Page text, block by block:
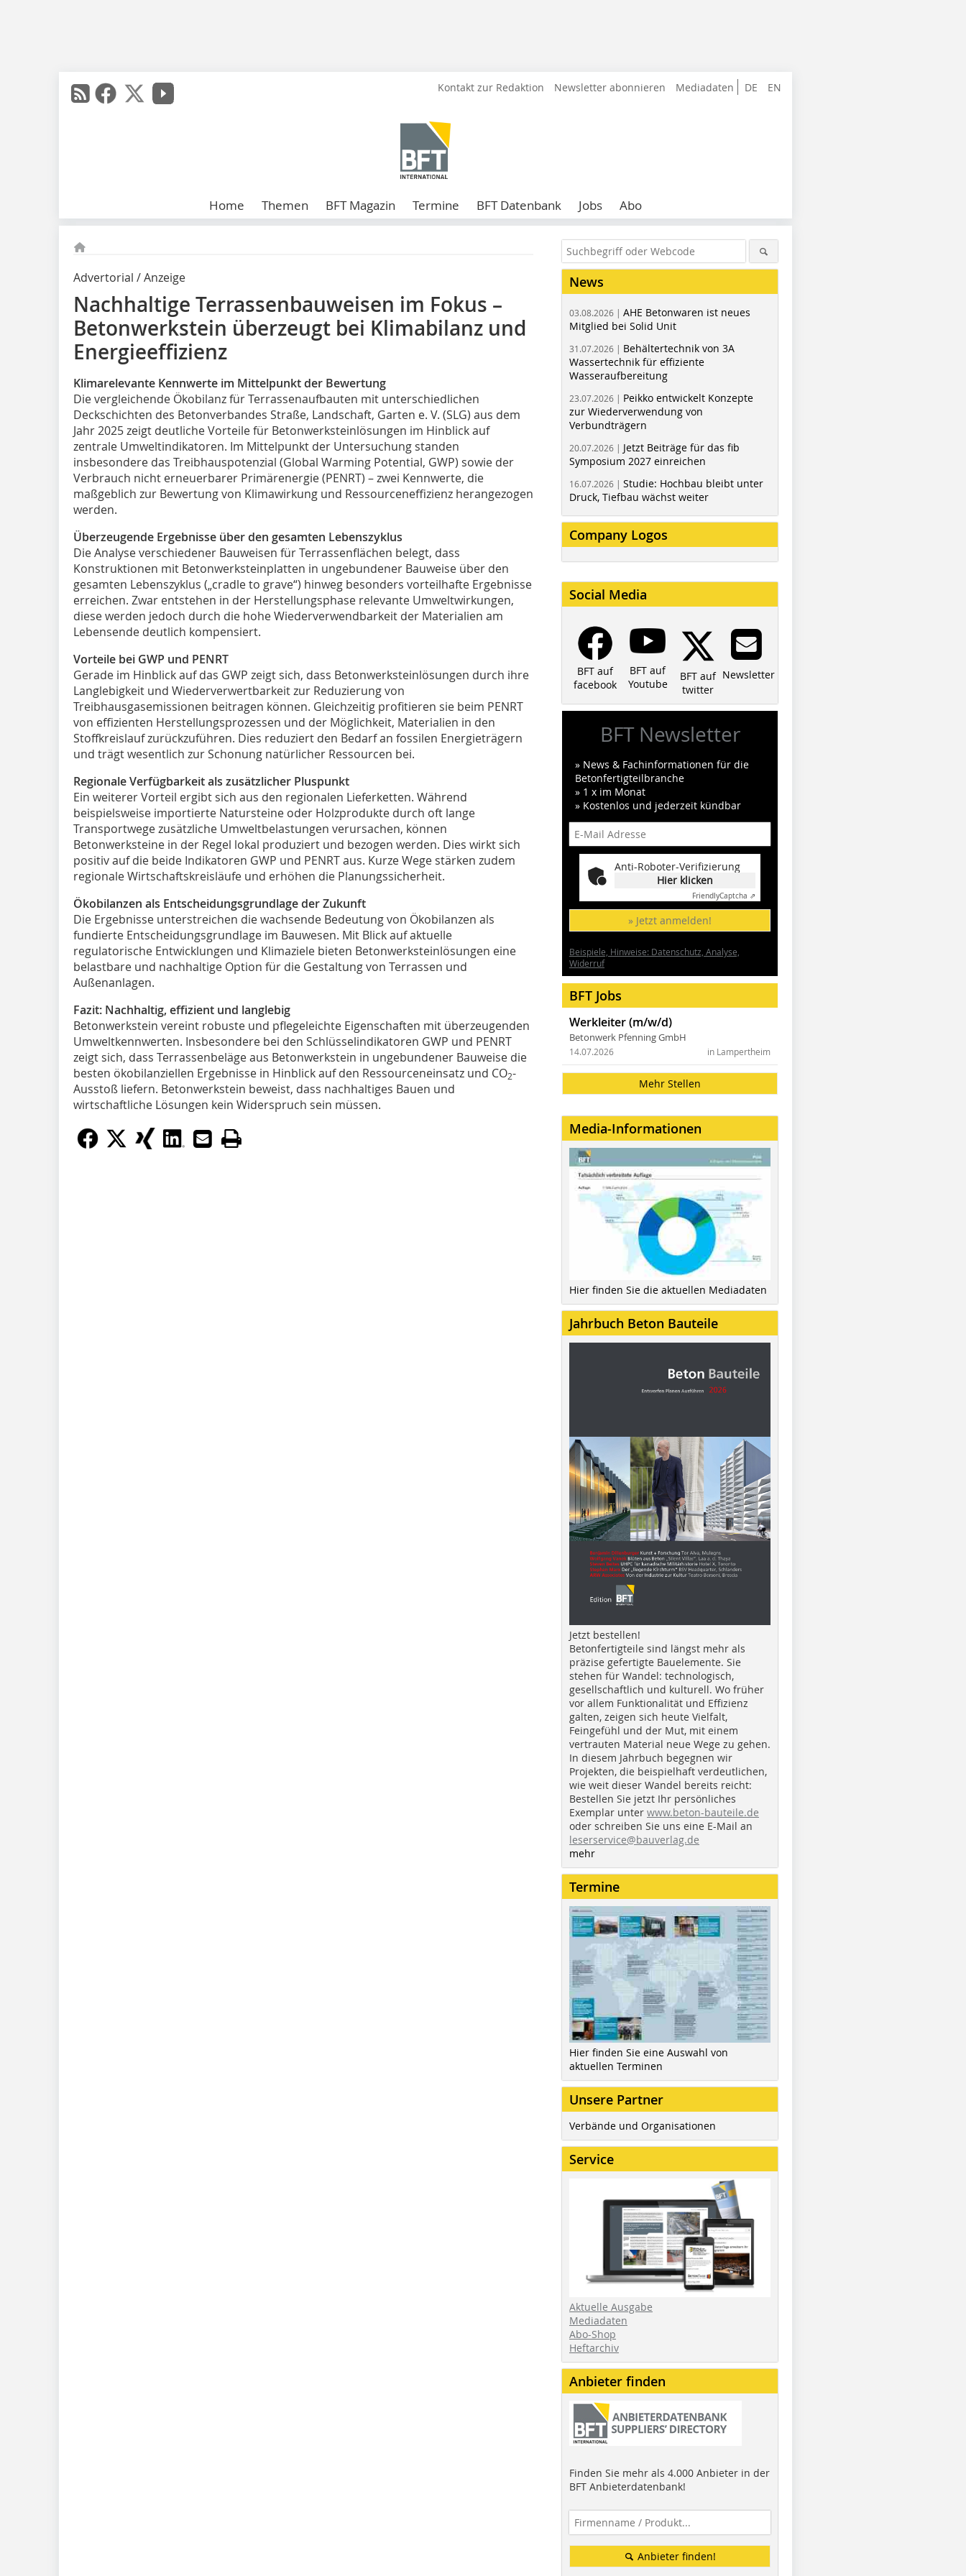
DE EN
Kontakt zur Redaktion Newsletter abonnieren Mediadaten
Home Themen BFT Magazin Termine BFT Datenbank Jobs Abo
Advertorial / Anzeige
Nachhaltige Terrassenbauweisen im Fokus –
Betonwerkstein überzeugt bei Klimabilanz und
Energieeffizienz
Klimarelevante Kennwerte im Mittelpunkt der Bewertung
Die vergleichende Ökobilanz für Terrassenaufbauten mit unterschiedlichen
Deckschichten des Betonverbandes Straße, Landschaft, Garten e. V. (SLG) aus dem
Jahr 2025 zeigt deutliche Vorteile für Betonwerksteinlösungen im Hinblick auf
zentrale Umweltindikatoren. Im Mittelpunkt der Untersuchung standen
insbesondere das Treibhauspotenzial (Global Warming Potential, GWP) sowie der
Verbrauch nicht erneuerbarer Primärenergie (PENRT) – zwei Kennwerte, die
maßgeblich zur Bewertung von Klimawirkung und Ressourceneffizienz herangezogen
werden.
Überzeugende Ergebnisse über den gesamten Lebenszyklus
Die Analyse verschiedener Bauweisen für Terrassenflächen belegt, dass
Konstruktionen mit Betonwerksteinplatten in ungebundener Bauweise über den
gesamten Lebenszyklus („cradle to grave“) hinweg besonders vorteilhafte Ergebnisse
erreichen. Zwar entstehen in der Herstellungsphase relevante Umweltwirkungen,
diese werden jedoch durch die hohe Wiederverwendbarkeit der Materialien am
Lebensende deutlich kompensiert.
Vorteile bei GWP und PENRT
Gerade im Hinblick auf das GWP zeigt sich, dass Betonwerksteinlösungen durch ihre
Langlebigkeit und Wiederverwertbarkeit zur Reduzierung von
Treibhausgasemissionen beitragen können. Gleichzeitig profitieren sie beim PENRT
von effizienten Herstellungsprozessen und der Möglichkeit, Materialien in den
Stoffkreislauf zurückzuführen. Dies reduziert den Bedarf an fossilen Energieträgern
und trägt wesentlich zur Schonung natürlicher Ressourcen bei.
Regionale Verfügbarkeit als zusätzlicher Pluspunkt
Ein weiterer Vorteil ergibt sich aus den regionalen Lieferketten. Während
beispielsweise importierte Natursteine oder Holzprodukte durch oft lange
Transportwege zusätzliche Umweltbelastungen verursachen, können
Betonwerksteine in der Regel lokal produziert und bezogen werden. Dies wirkt sich
positiv auf die beide Indikatoren GWP und PENRT aus. Kurze Wege stärken zudem
regionale Wirtschaftskreisläufe und erhöhen die Planungssicherheit.
Ökobilanzen als Entscheidungsgrundlage der Zukunft
Die Ergebnisse unterstreichen die wachsende Bedeutung von Ökobilanzen als
fundierte Entscheidungsgrundlage im Bauwesen. Mit Blick auf aktuelle
regulatorische Entwicklungen und Klimaziele bieten Betonwerksteinlösungen eine
belastbare und nachhaltige Option für die Gestaltung von Terrassen und
Außenanlagen.
Fazit: Nachhaltig, effizient und langlebig
Betonwerkstein vereint robuste und pflegeleichte Eigenschaften mit überzeugenden
Umweltkennwerten. Insbesondere bei den Schlüsselindikatoren GWP und PENRT
zeigt sich, dass Terrassenbeläge aus Betonwerkstein in ungebundener Bauweise die
besten ökobilanziellen Ergebnisse in Hinblick auf den Ressourceneinsatz und CO2-
Ausstoß liefern. Betonwerkstein beweist, dass nachhaltiges Bauen und
wirtschaftliche Lösungen kein Widerspruch sein müssen.
News
03.08.2026 | AHE Betonwaren ist neues
Mitglied bei Solid Unit
31.07.2026 | Behältertechnik von 3A
Wassertechnik für effiziente
Wasseraufbereitung
23.07.2026 | Peikko entwickelt Konzepte
zur Wiederverwendung von
Verbundträgern
20.07.2026 | Jetzt Beiträge für das fib
Symposium 2027 einreichen
16.07.2026 | Studie: Hochbau bleibt unter
Druck, Tiefbau wächst weiter
Company Logos
Social Media
BFT auf
facebook
BFT auf
Youtube
BFT auf
twitter
Newsletter
BFT Newsletter
» News & Fachinformationen für die
Betonfertigteilbranche
» 1 x im Monat
» Kostenlos und jederzeit kündbar
Anti-Roboter-Verifizierung
Hier klicken
FriendlyCaptcha ⇗
» Jetzt anmelden!
Beispiele, Hinweise: Datenschutz, Analyse,
Widerruf
BFT Jobs
Werkleiter (m/w/d)
Betonwerk Pfenning GmbH
in Lampertheim
14.07.2026
Mehr Stellen
Media-Informationen
Hier finden Sie die aktuellen Mediadaten
Jahrbuch Beton Bauteile
Jetzt bestellen!
Betonfertigteile sind längst mehr als
präzise gefertigte Bauelemente. Sie
stehen für Wandel: technologisch,
gesellschaftlich und kulturell. Wo früher
vor allem Funktionalität und Effizienz
galten, zeigen sich heute Vielfalt,
Feingefühl und der Mut, mit einem
vertrauten Material neue Wege zu gehen.
In diesem Jahrbuch begegnen wir
Projekten, die beispielhaft verdeutlichen,
wie weit dieser Wandel bereits reicht:
Bestellen Sie jetzt Ihr persönliches
Exemplar unter www.beton-bauteile.de
oder schreiben Sie uns eine E-Mail an
leserservice@bauverlag.de
mehr
Termine
Hier finden Sie eine Auswahl von
aktuellen Terminen
Unsere Partner
Verbände und Organisationen
Service
Aktuelle Ausgabe
Mediadaten
Abo-Shop
Heftarchiv
Anbieter finden
Finden Sie mehr als 4.000 Anbieter in der
BFT Anbieterdatenbank!
Anbieter finden!